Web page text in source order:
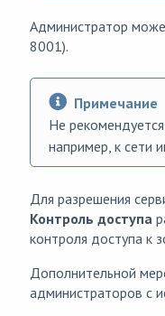
Администратор
8001).
Примечание
Не
например, к сети
Для разрешения
Контроль доступа
контроля доступа к
Дополнительной
администраторов с